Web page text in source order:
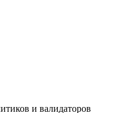
и валидаторов